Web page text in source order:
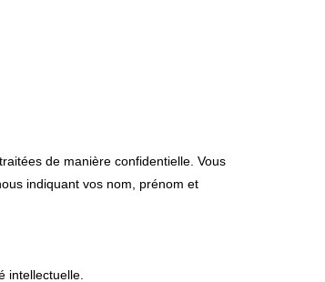
de manière confidentielle. Vous
indiquant vos nom, prénom et
intellectuelle.